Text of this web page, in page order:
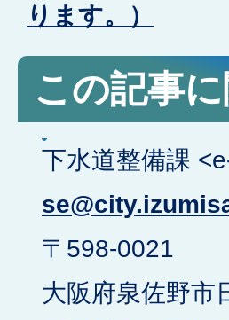
ります。）
この記事
下水道整備課
​​​​​​​〒598-0021
大阪府泉佐野市